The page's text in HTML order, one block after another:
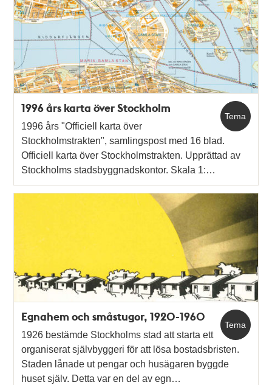
Tema
1996 års karta över Stockholm
1996 års "Officiell karta över
Stockholmstrakten", samlingspost med 16 blad.
Officiell karta över Stockholmstrakten. Upprättad av
Stockholms stadsbyggnadskontor. Skala 1:…
Tema
Egnahem och småstugor, 1920-1960
1926 bestämde Stockholms stad att starta ett
organiserat självbyggeri för att lösa bostadsbristen.
Staden lånade ut pengar och husägaren byggde
huset själv. Detta var en del av egn…